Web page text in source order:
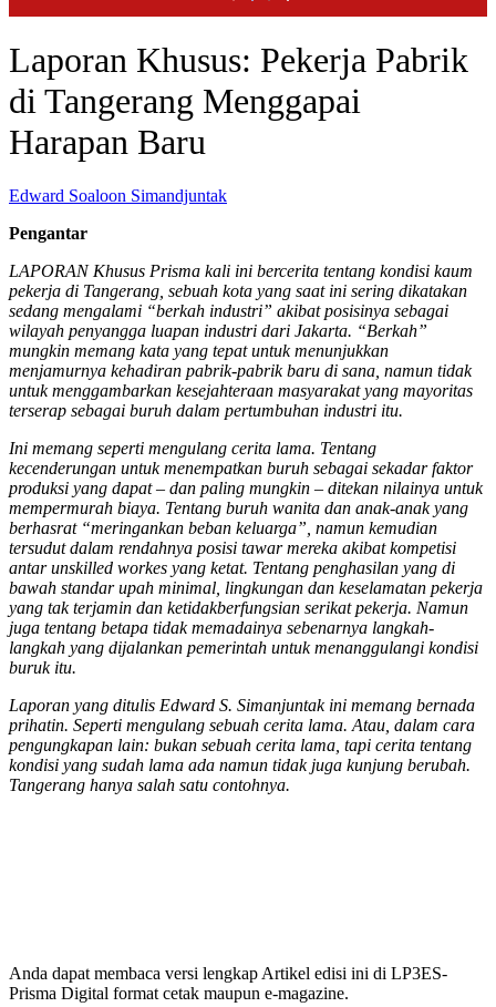
Laporan Khusus: Pekerja Pabrik
di Tangerang Menggapai
Harapan Baru
Edward Soaloon Simandjuntak
Pengantar
LAPORAN Khusus Prisma kali ini bercerita tentang kondisi kaum
pekerja di Tangerang, sebuah kota yang saat ini sering dikatakan
sedang mengalami “berkah industri” akibat posisinya sebagai
wilayah penyangga luapan industri dari Jakarta. “Berkah”
mungkin memang kata yang tepat untuk menunjukkan
menjamurnya kehadiran pabrik-pabrik baru di sana, namun tidak
untuk menggambarkan kesejahteraan masyarakat yang mayoritas
terserap sebagai buruh dalam pertumbuhan industri itu.
Ini memang seperti mengulang cerita lama. Tentang
kecenderungan untuk menempatkan buruh sebagai sekadar faktor
produksi yang dapat – dan paling mungkin – ditekan nilainya untuk
mempermurah biaya. Tentang buruh wanita dan anak-anak yang
berhasrat “meringankan beban keluarga”, namun kemudian
tersudut dalam rendahnya posisi tawar mereka akibat kompetisi
antar unskilled workes yang ketat. Tentang penghasilan yang di
bawah standar upah minimal, lingkungan dan keselamatan pekerja
yang tak terjamin dan ketidakberfungsian serikat pekerja. Namun
juga tentang betapa tidak memadainya sebenarnya langkah-
langkah yang dijalankan pemerintah untuk menanggulangi kondisi
buruk itu.
Laporan yang ditulis Edward S. Simanjuntak ini memang bernada
prihatin. Seperti mengulang sebuah cerita lama. Atau, dalam cara
pengungkapan lain: bukan sebuah cerita lama, tapi cerita tentang
kondisi yang sudah lama ada namun tidak juga kunjung berubah.
Tangerang hanya salah satu contohnya.
Anda dapat membaca versi lengkap Artikel edisi ini di LP3ES-
Prisma Digital format cetak maupun e-magazine.